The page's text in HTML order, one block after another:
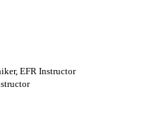
EFR Instructor